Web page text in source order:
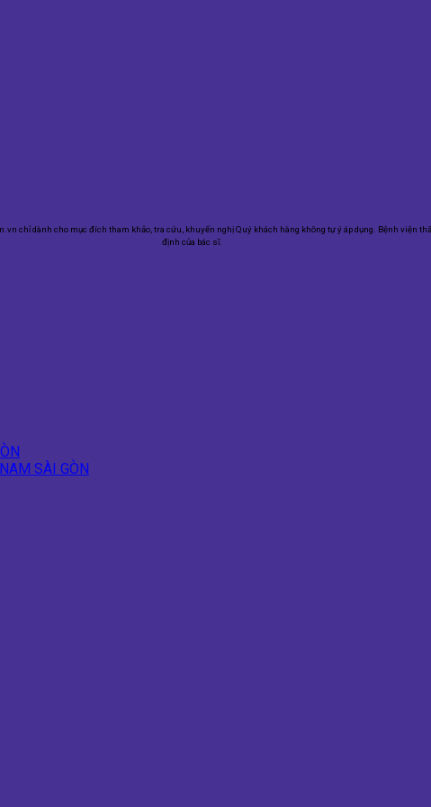
chỉ dành cho mục đích tham khảo, tra cứu, khuyến nghị Quý khách hàng không tự ý áp dụng. Bệnh viện
định của bác sĩ.
SÀI GÒN